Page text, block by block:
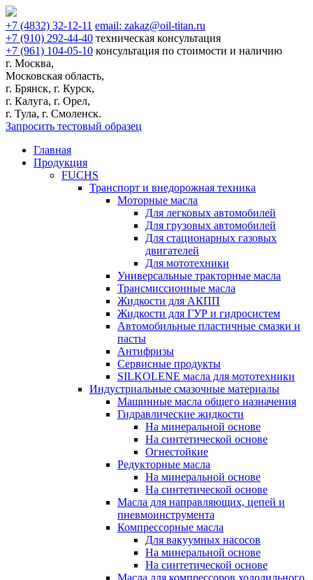
+7 (4832) 32-12-11 email: zakaz@oil-titan.ru
+7 (910) 292-44-40 техническая консультация
+7 (961) 104-05-10 консультация по стоимости и наличию
г. Москва,
Московская область,
г. Брянск, г. Курск,
г. Калуга, г. Орел,
г. Тула, г. Смоленск.
Запросить тестовый образец
Главная
Продукция
FUCHS
Транспорт и внедорожная техника
Моторные масла
Для легковых автомобилей
Для грузовых автомобилей
Для стационарных газовых
двигателей
Для мототехники
Универсальные тракторные масла
Трансмиссионные масла
Жидкости для АКПП
Жидкости для ГУР и гидросистем
Автомобильные пластичные смазки и
пасты
Антифризы
Сервисные продукты
SILKOLENE масла для мототехники
Индустриальные смазочные материалы
Машинные масла общего назначения
Гидравлические жидкости
На минеральной основе
На синтетической основе
Огнестойкие
Редукторные масла
На минеральной основе
На синтетической основе
Масла для направляющих, цепей и
пневмоинструмента
Компрессорные масла
Для вакуумных насосов
На минеральной основе
На синтетической основе
Масла для компрессоров холодильного